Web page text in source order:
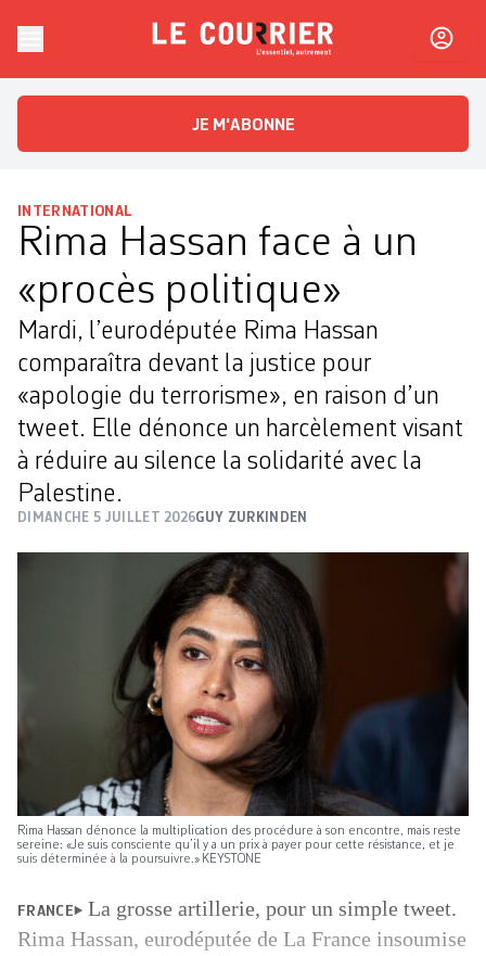
Le CourrierL'essentiel, autrement
JE M'ABONNE
INTERNATIONAL
Rima Hassan face à un
«procès politique»
Mardi, l’eurodéputée Rima Hassan
comparaîtra devant la justice pour
«apologie du terrorisme», en raison d’un
tweet. Elle dénonce un harcèlement visant
à réduire au silence la solidarité avec la
Palestine.
DIMANCHE 5 JUILLET 2026GUY ZURKINDEN
Rima Hassan dénonce la multiplication des procédure à son encontre, mais reste
sereine: «Je suis consciente qu’il y a un prix à payer pour cette résistance, et je
suis déterminée à la poursuivre.» KEYSTONE
FRANCE
La grosse artillerie, pour un simple tweet.
Rima Hassan, eurodéputée de La France insoumise